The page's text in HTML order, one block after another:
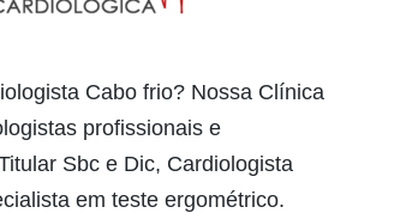
Cabo frio? Nossa Clínica
profissionais e
Sbc e Dic, Cardiologista
em teste ergométrico.